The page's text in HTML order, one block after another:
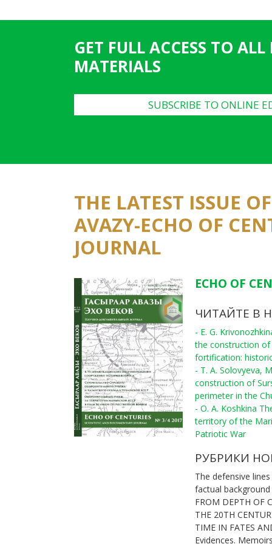
g
s
GET FULL ACCESS TO
MATERIALS
SUBSCRIBE TO ONLINE
THE LATEST ISSUE
AVAZY-ECHO OF
JOURNAL
ECHO OF
ЧИТАЙТЕ В
- E. G.
the construction of
fortification:
- T. A. Solovyeva,
construction of
perimeter in the
- O. A. Koshkina
territory of the
Patriotic War
РУБРИКИ
The defensive
factual
FROM DEPTH OF
THE 20TH
TIME IN FATES
Evidences.